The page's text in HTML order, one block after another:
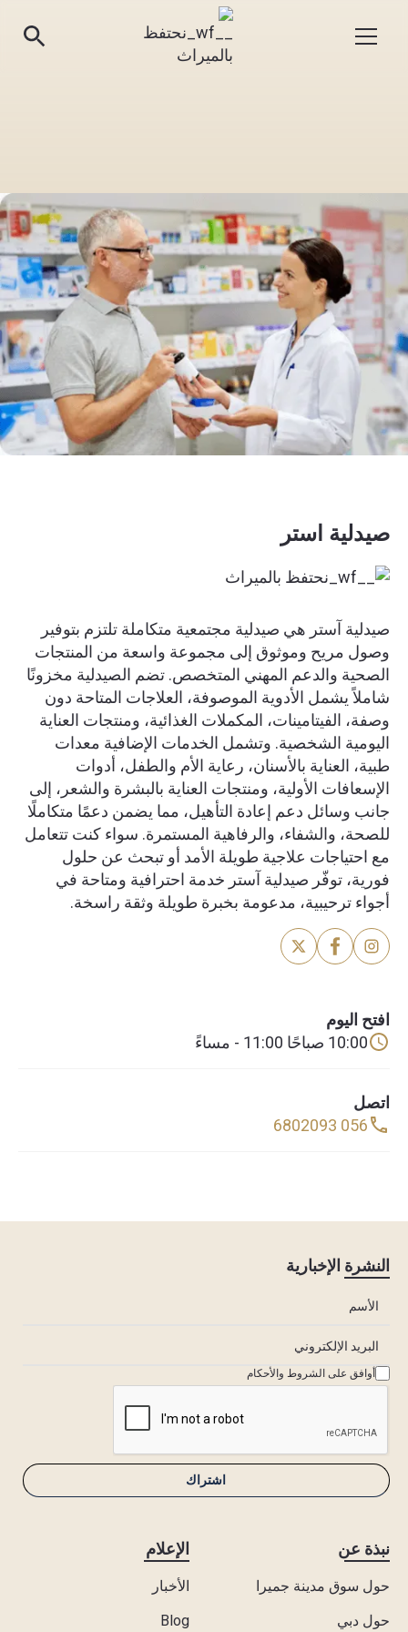
صيدلية استر
صيدلية آستر هي صيدلية مجتمعية متكاملة تلتزم بتوفير
وصول مريح وموثوق إلى مجموعة واسعة من المنتجات
الصحية والدعم المهني المتخصص. تضم الصيدلية مخزونًا
شاملاً يشمل الأدوية الموصوفة، العلاجات المتاحة دون
وصفة، الفيتامينات، المكملات الغذائية، ومنتجات العناية
اليومية الشخصية. وتشمل الخدمات الإضافية معدات
طبية، العناية بالأسنان، رعاية الأم والطفل، أدوات
الإسعافات الأولية، ومنتجات العناية بالبشرة والشعر، إلى
جانب وسائل دعم إعادة التأهيل، مما يضمن دعمًا متكاملًا
للصحة، والشفاء، والرفاهية المستمرة. سواء كنت تتعامل
مع احتياجات علاجية طويلة الأمد أو تبحث عن حلول
فورية، توفّر صيدلية آستر خدمة احترافية ومتاحة في
أجواء ترحيبية، مدعومة بخبرة طويلة وثقة راسخة.
افتح اليوم
10:00 صباحًا 11:00 - مساءً
اتصل
056 6802093
نبذة عن
حول سوق مدينة جميرا
حول دبي
الإعلام
الأخبار
Blog
النشرة الإخبارية
أوافق على الشروط والأحكام